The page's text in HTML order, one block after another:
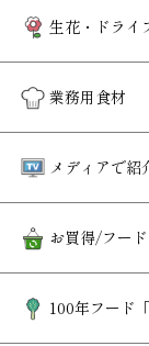
生花・ドライ
業務用食材
メディアで紹
お買得/フー
100年フード